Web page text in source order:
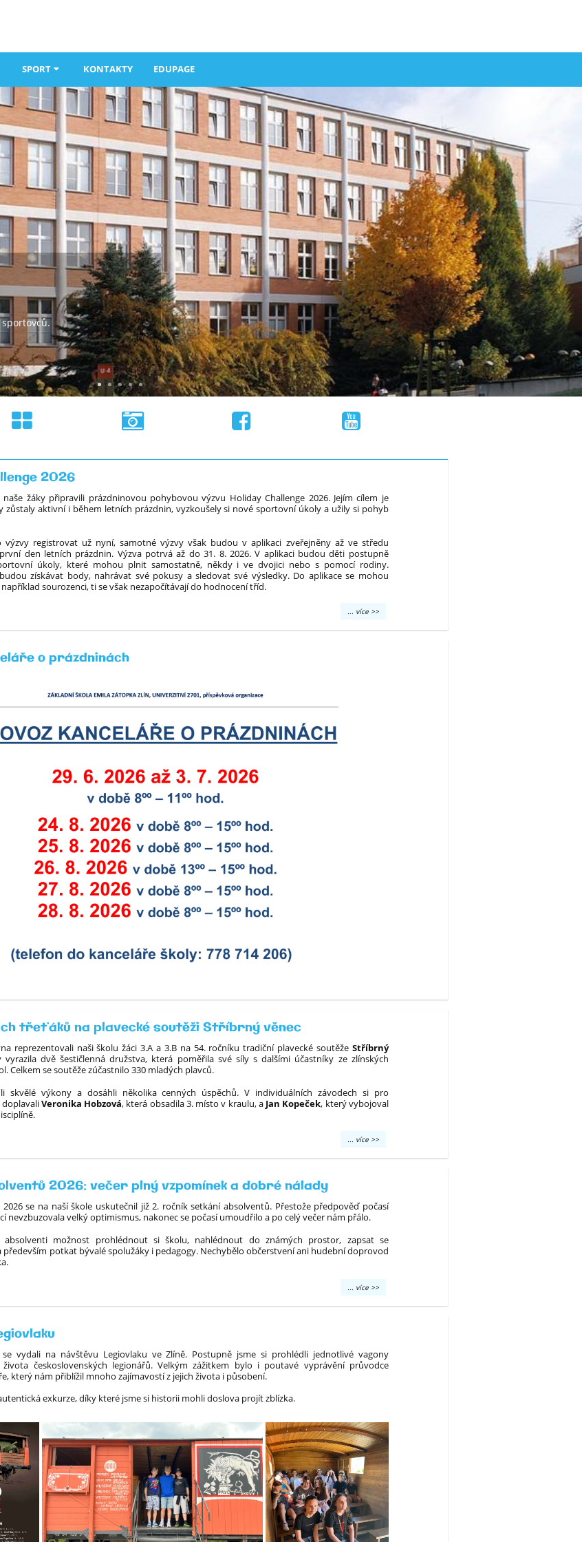
SPORT KONTAKTY EDUPAGE
2026
žáky připravili prázdninovou pohybovou výzvu Holiday Challenge 2026. Jejím cílem je
zůstaly aktivní i během letních prázdnin, vyzkoušely si nové sportovní úkoly a užily si pohyb
výzvy registrovat už nyní, samotné výzvy však budou v aplikaci zveřejněny až ve středu
den letních prázdnin. Výzva potrvá až do 31. 8. 2026.V aplikaci budou děti postupně
úkoly, které mohou plnit samostatně, někdy i ve dvojici nebo s pomocí rodiny.
získávat body, nahrávat své pokusy a sledovat své výsledky. Do aplikace se mohou
sourozenci, ti se však nezapočítávají do hodnocení tříd.
Holiday
2026:
... více >>
o prázdninách
třeťáků na plavecké soutěži Stříbrný věnec
reprezentovali naši školu žáci 3.A a 3.B na 54. ročníku tradiční plavecké soutěže Stříbrný
vyrazila dvě šestičlenná družstva, která poměřila své síly s dalšími účastníky ze zlínských
Celkem se soutěže zúčastnilo 330 mladých plavců.
skvělé výkony a dosáhli několika cenných úspěchů. V individuálních závodech si pro
doplavaliVeronika Hobzová, která obsadila 3. místo v kraulu, a Jan Kopeček, který vybojoval
Úspěch
třeťáků
věnec:
... více >>
2026: večer plný vzpomínek a dobré nálady
se na naší škole uskutečnil již 2. ročník setkání absolventů. Přestože předpověď počasí
nevzbuzovala velký optimismus, nakonec se počasí umoudřilo a po celý večer nám přálo.
možnost prohlédnout si školu, nahlédnout do známých prostor, zapsat se
potkat bývalé spolužáky i pedagogy. Nechybělo občerstvení ani hudební doprovod
Setkání
2026:
dobré
nálady:
... více >>
vydali na návštěvu Legiovlaku ve Zlíně. Postupně jsme si prohlédli jednotlivé vagony
československých legionářů. Velkým zážitkem bylo i poutavé vyprávění průvodce
který nám přiblížil mnoho zajímavostí z jejich života i působení.
exkurze, díky které jsme si historii mohli doslova projít zblízka.